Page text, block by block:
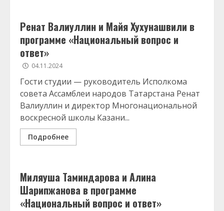
Ренат Валиуллин и Майя Хухунашвили в
программе «Национальный вопрос и
ответ»
04.11.2024
Гости студии — руководитель Исполкома
совета Ассамблеи народов Татарстана Ренат
Валиуллин и директор Многонациональной
воскресной школы Казани...
Подробнее
Миляуша Таминдарова и Алина
Шарипжанова в программе
«Национальный вопрос и ответ»